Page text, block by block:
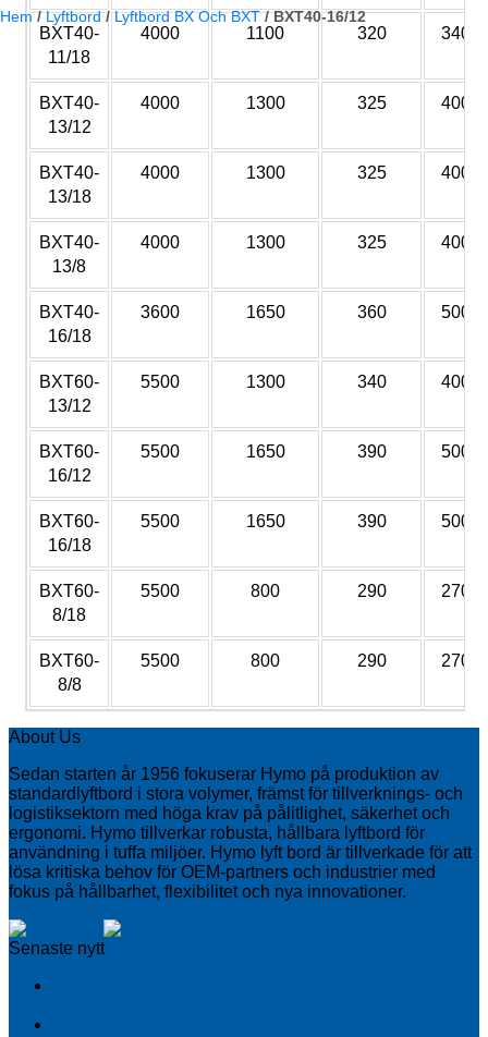
Hem / Lyftbord / Lyftbord BX Och BXT /BXT40-16/12
BXT40-
11/18
4000 1100 320 3400
BXT40-
13/12
4000 1300 325 4000
BXT40-
13/18
4000 1300 325 4000
BXT40-
13/8
4000 1300 325 4000
BXT40-
16/18
3600 1650 360 5000
BXT60-
13/12
5500 1300 340 4000
BXT60-
16/12
5500 1650 390 5000
BXT60-
16/18
5500 1650 390 5000
BXT60-
8/18
5500 800 290 2700
BXT60-
8/8
5500 800 290 2700
About Us
Sedan starten år 1956 fokuserar Hymo på produktion av
standardlyftbord i stora volymer, främst för tillverknings- och
logistiksektorn med höga krav på pålitlighet, säkerhet och
ergonomi. Hymo tillverkar robusta, hållbara lyftbord för
användning i tuffa miljöer. Hymo lyft bord är tillverkade för att
lösa kritiska behov för OEM-partners och industrier med
fokus på hållbarhet, flexibilitet och nya innovationer.
Senaste nytt